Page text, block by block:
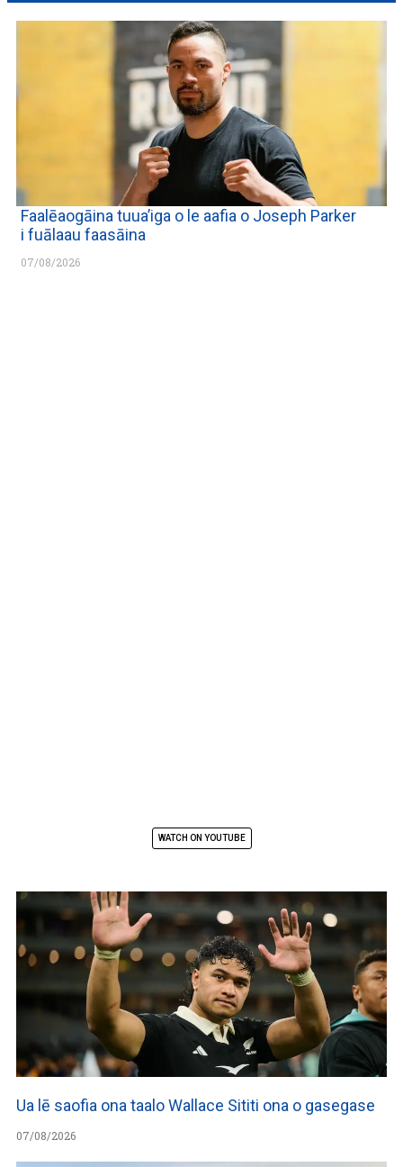
Faalēaogāina tuua’iga o le aafia o Joseph Parker
i fuālaau faasāina
07/08/2026
WATCH ON YOUTUBE
Ua lē saofia ona taalo Wallace Sititi ona o gasegase
07/08/2026